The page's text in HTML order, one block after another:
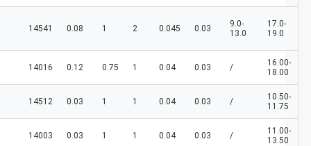
14541 0.08 1 2 0.045 0.03
9.0-
13.0
17.0-
19.0
14016 0.12 0.75 1 0.04 0.03 /
16.00-
18.00
14512 0.03 1 1 0.04 0.03 /
10.50-
11.75
14003 0.03 1 1 0.04 0.03 /
11.00-
13.50